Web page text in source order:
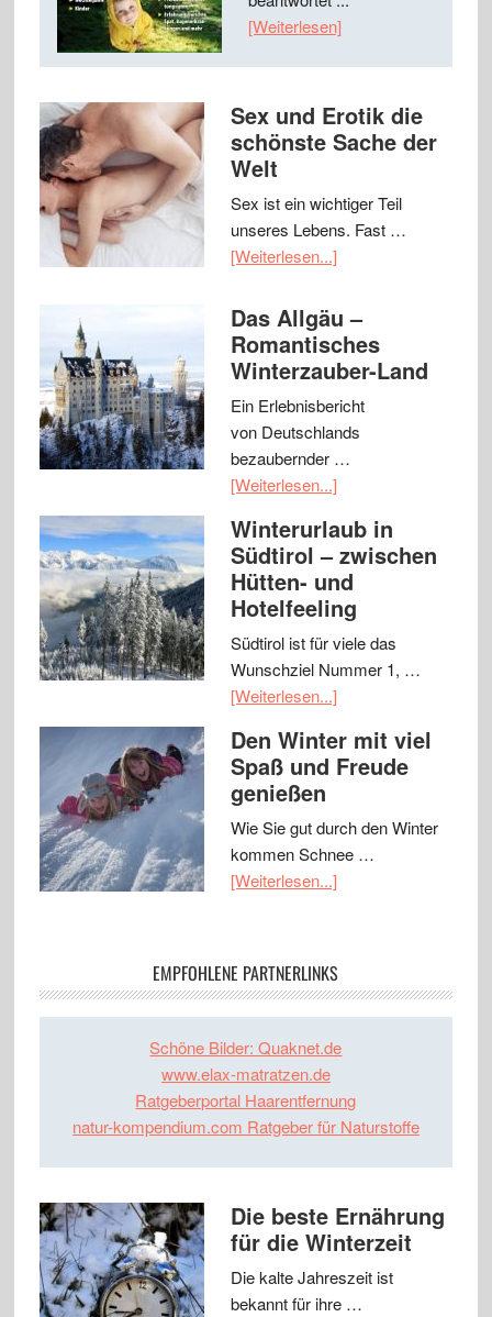
[Weiterlesen]
Sex und Erotik die
schönste Sache der
Welt
Sex ist ein wichtiger Teil
unseres Lebens. Fast …
[Weiterlesen...]
Das Allgäu –
Romantisches
Winterzauber-Land
Ein Erlebnisbericht
von Deutschlands
bezaubernder …
[Weiterlesen...]
Winterurlaub in
Südtirol – zwischen
Hütten- und
Hotelfeeling
Südtirol ist für viele das
Wunschziel Nummer 1, …
[Weiterlesen...]
Den Winter mit viel
Spaß und Freude
genießen
Wie Sie gut durch den Winter
kommen Schnee …
[Weiterlesen...]
EMPFOHLENE PARTNERLINKS
Schöne Bilder: Quaknet.de
www.elax-matratzen.de
Ratgeberportal Haarentfernung
natur-kompendium.com Ratgeber für Naturstoffe
Die beste Ernährung
für die Winterzeit
Die kalte Jahreszeit ist
bekannt für ihre …